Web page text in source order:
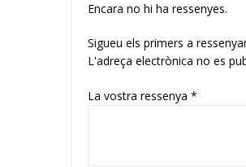
Encara no hi ha ressenyes.
Sigueu els primers a
L'adreça electrònica no es
La vostra ressenya *